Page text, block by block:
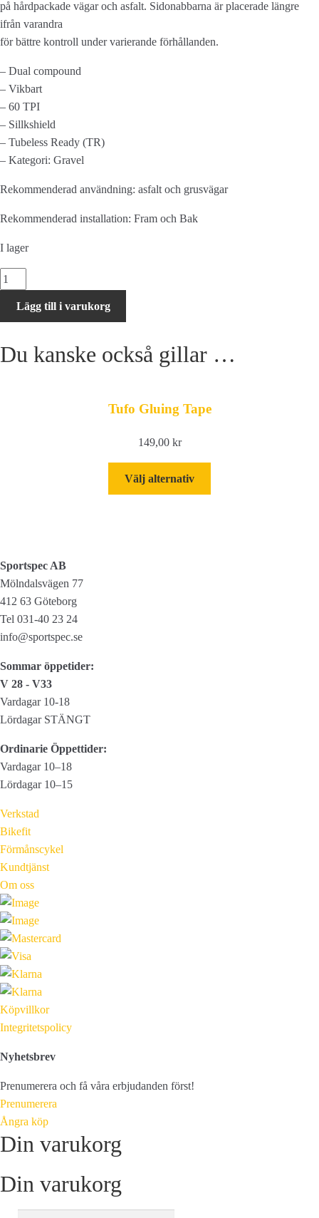
på hårdpackade vägar och asfalt. Sidonabbarna är placerade längre
ifrån varandra
för bättre kontroll under varierande förhållanden.
– Dual compound
– Vikbart
– 60 TPI
– Sillkshield
– Tubeless Ready (TR)
– Kategori: Gravel
Rekommenderad användning: asfalt och grusvägar
Rekommenderad installation: Fram och Bak
I lager
MAXXIS
RAMBLER
622
SILKSHIELD/TR
Lägg till i varukorg
Du kanske också gillar …
Tufo Gluing Tape
149,00 kr
Välj alternativ
Sportspec AB
Mölndalsvägen 77
412 63 Göteborg
Tel 031-40 23 24
info@sportspec.se
Sommar öppetider:
V 28 - V33
Vardagar 10-18
Lördagar STÄNGT
Ordinarie Öppettider:
Vardagar 10–18
Lördagar 10–15
Verkstad
Bikefit
Förmånscykel
Kundtjänst
Om oss
Köpvillkor
Integritetspolicy
Nyhetsbrev
Prenumerera och få våra erbjudanden först!
Prenumerera
Ångra köp
Din varukorg
Din varukorg